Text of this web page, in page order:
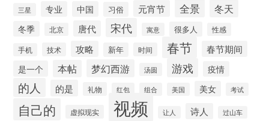
三星 专业 中国 习俗 元宵节 全景 冬天
冬季 北京 唐代 宋代 寓意 很多人 性感
手机 技术 攻略 新年 时间 春节
春节期间
是一个
本帖 梦幻西游 汤圆 游戏 疫情
的人 的是 礼物 红包 组合 美国 美女 考试
自己的 虚拟现实 视频 让人 诗人 过山车